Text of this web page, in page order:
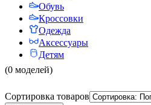
Обувь
Кроссовки
Одежда
Аксессуары
Детям
(0 моделей)
Сортировка товаров